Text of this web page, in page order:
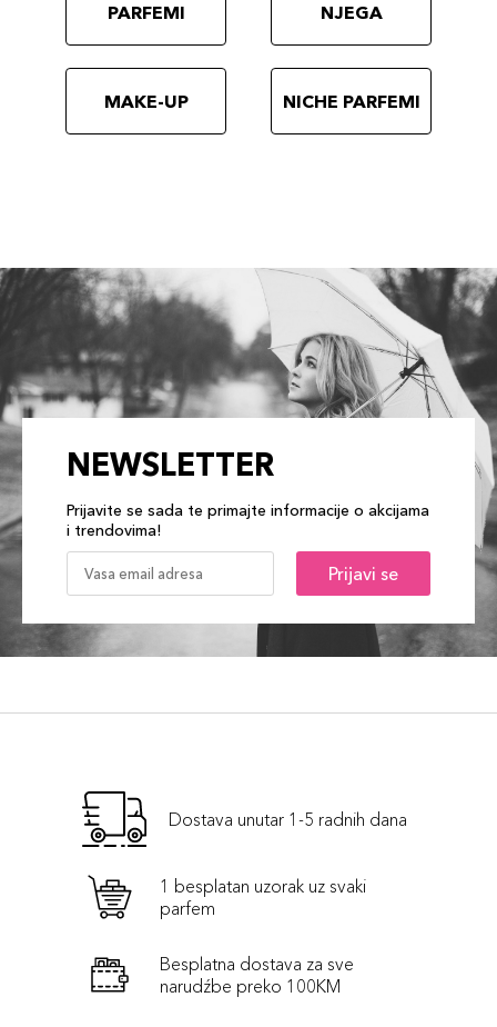
PARFEMI NJEGA
MAKE-UP NICHE PARFEMI
NEWSLETTER
Prijavite se sada te primajte informacije o akcijama
i trendovima!
Prijavi se
Dostava unutar 1-5 radnih dana
1 besplatan uzorak uz svaki
parfem
Besplatna dostava za sve
narudźbe preko 100KM